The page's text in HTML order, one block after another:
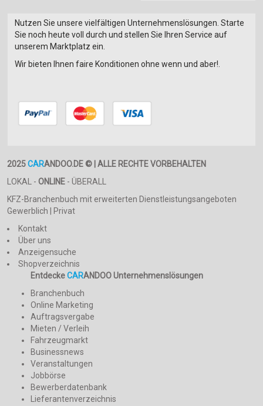
Nutzen Sie unsere vielfältigen Unternehmenslösungen. Starte
Sie noch heute voll durch und stellen Sie Ihren Service auf
unserem Marktplatz ein.
Wir bieten Ihnen faire Konditionen ohne wenn und aber!.
2025CARANDOO.DE © | ALLE RECHTE VORBEHALTEN
LOKAL - ONLINE - ÜBERALL
KFZ-Branchenbuch mit erweiterten Dienstleistungsangeboten
Gewerblich | Privat
Kontakt
Über uns
Anzeigensuche
Shopverzeichnis
EntdeckeCARANDOO Unternehmenslösungen
Branchenbuch
Online Marketing
Auftragsvergabe
Mieten / Verleih
Fahrzeugmarkt
Businessnews
Veranstaltungen
Jobbörse
Bewerberdatenbank
Lieferantenverzeichnis